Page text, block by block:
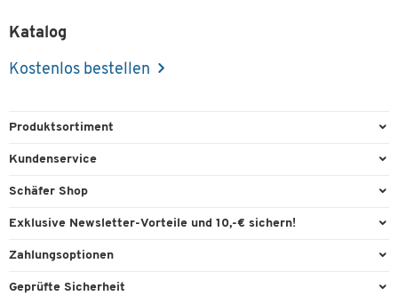
Katalog
Kostenlos bestellen
Produktsortiment
Büroausstattung
Reinigung & Hygiene
Technik
Kundenservice
Direktbestellung
Kontaktformulare
Lieferinformationen
Schäfer Shop
Services & Leistungen
Exklusive Newsletter-Vorteile und 10,-€ sichern!
Willkommensgutschein
Zahlungsoptionen
Paypal
Geprüfte Sicherheit